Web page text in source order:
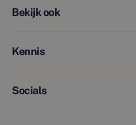
Bekijk ook
Kennis
Socials